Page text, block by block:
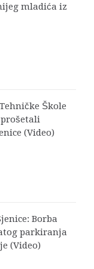
mladića iz
Škole
prošetali
(Video)
Borba
parkiranja
(Video)